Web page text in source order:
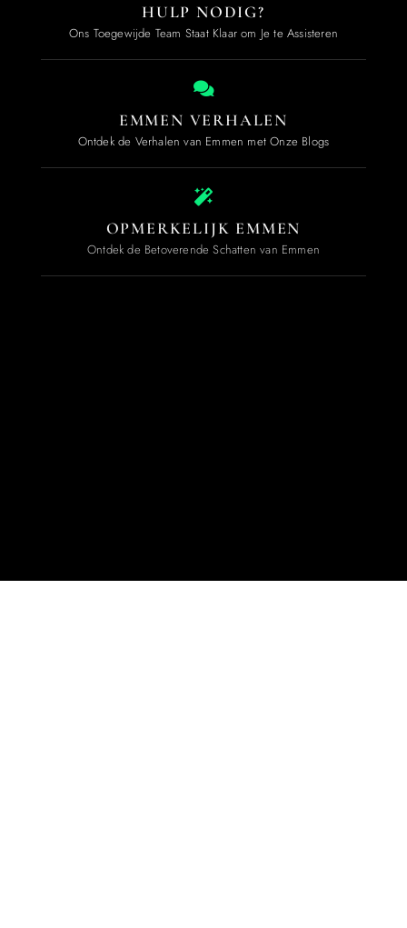
HULP NODIG?
Ons Toegewijde Team Staat Klaar om Je te Assisteren
EMMEN VERHALEN
Ontdek de Verhalen van Emmen met Onze Blogs
OPMERKELIJK EMMEN
Ontdek de Betoverende Schatten van Emmen